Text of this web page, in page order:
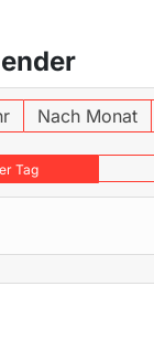
Nach Monat
Tag